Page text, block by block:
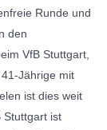
Runde und
den
VfB Stuttgart,
Jährige mit
ist dies weit
Stuttgart ist